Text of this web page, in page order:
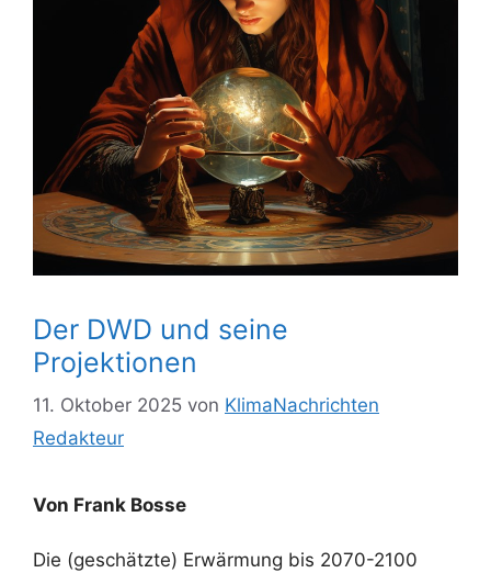
Der DWD und seine
Projektionen
11. Oktober 2025 von KlimaNachrichten
Redakteur
Von Frank Bosse
Die (geschätzte) Erwärmung bis 2070-2100